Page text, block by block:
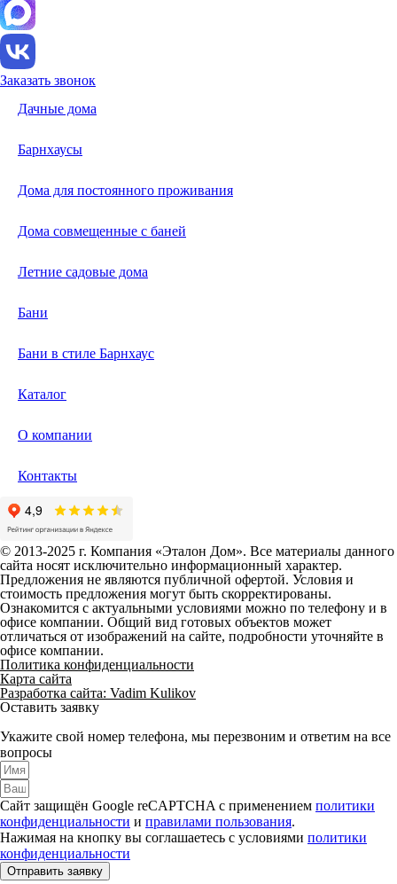
Заказать звонок
Дачные дома
Барнхаусы
Дома для постоянного проживания
Дома совмещенные с баней
Летние садовые дома
Бани
Бани в стиле Барнхаус
Каталог
О компании
Контакты
© 2013-2025 г. Компания «Эталон Дом». Все материалы данного
сайта носят исключительно информационный характер.
Предложения не являются публичной офертой. Условия и
стоимость предложения могут быть скорректированы.
Ознакомится с актуальными условиями можно по телефону и в
офисе компании. Общий вид готовых объектов может
отличаться от изображений на сайте, подробности уточняйте в
офисе компании.
Политика конфиденциальности
Карта сайта
Разработка сайта: Vadim Kulikov
Оставить заявку
Укажите свой номер телефона, мы перезвоним и ответим на все
вопросы
Сайт защищён Google reCAPTCHA с применением политики
конфиденциальности и правилами пользования.
Нажимая на кнопку вы соглашаетесь с условиями политики
конфиденциальности
Отправить заявку